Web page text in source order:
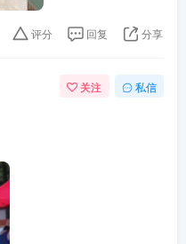
评分 回复 分享
关注 私信